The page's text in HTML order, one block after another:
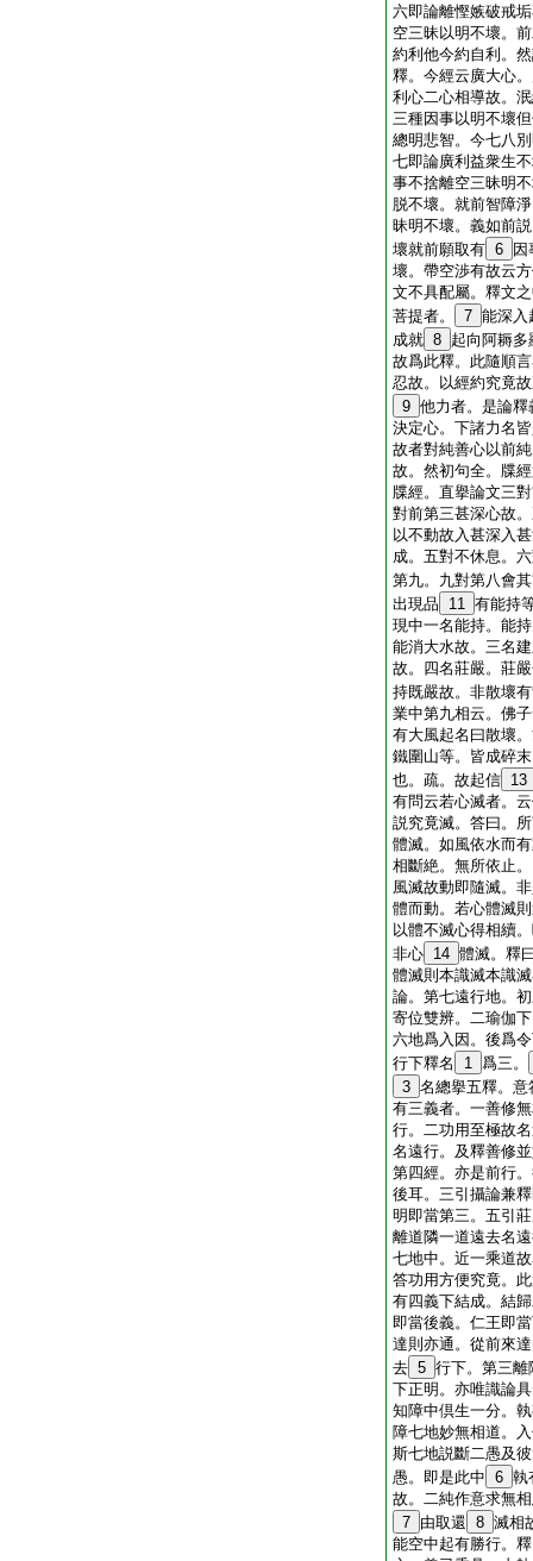
六即論離慳嫉破戒
空三昧以明不壞。
約利他今約自利。
釋。今經云廣大心
利心二心相導故。
三種因事以明不壞
總明悲智。今七八
七即論廣利益衆生
事不捨離空三昧明
脱不壞。就前智障
昧明不壞。義如前
壞就前願取有 6
壞。帶空渉有故云
文不具配屬。釋文
菩提者。
7 能深入
成就 8 起向阿耨
故爲此釋。此隨順
忍故。以經約究竟
9 他力者。是論
決定心。下諸力名
故者對純善心以前
故。然初句全。牒
牒經。直擧論文三
對前第三甚深心故
以不動故入甚深入
成。五對不休息。
第九。九對第八會
出現品
11 有能持
現中一名能持。能
能消大水故。三名
故。四名莊嚴。莊
持既嚴故。非散壞
業中第九相云。佛
有大風起名曰散壞
鐵圍山等。皆成碎
也。疏。故起信 13
有問云若心滅者。
説究竟滅。答曰。
體滅。如風依水而
相斷絶。無所依止
風滅故動即隨滅。
體而動。若心體滅
以體不滅心得相續
非心 14 體滅。釋
體滅則本識滅本識
論。第七遠行地。
寄位雙辨。二瑜伽
六地爲入因。後爲
行下釋名
1 爲三。
3 名總擧五釋。
有三義者。一善修
行。二功用至極故
名遠行。及釋善修
第四經。亦是前行
後耳。三引攝論兼
明即當第三。五引
離道隣一道遠去名
七地中。近一乘道
答功用方便究竟。
有四義下結成。結
即當後義。仁王即
達則亦通。從前來
去 5 行下。第三離
下正明。亦唯識論
知障中倶生一分。
障七地妙無相道。
斯七地説斷二愚及
愚。即是此中 6 執
故。二純作意求無
7 由取還 8 滅相
能空中起有勝行。